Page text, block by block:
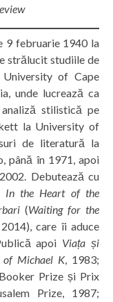
9 februarie 1940 la
strălucit studiile de
of Cape
unde lucrează ca
stilistică pe
la University of
de literatură la
până în 1971, apoi
Debutează cu
In the Heart of the
(Waiting for the
care îi aduce
apoi Viața și
of Michael K, 1983;
Prize și Prix
Prize, 1987;